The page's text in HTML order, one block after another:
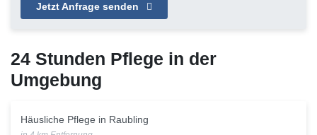
Jetzt Anfrage senden
24 Stunden Pflege in der
Umgebung
Häusliche Pflege in Raubling